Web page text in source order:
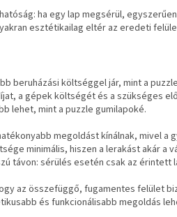
ha egy lap megsérül,
esztétikailag eltér az eredeti
beruházási költséggel jár, mint a
a gépek költségét és a szükséges
lehet, mint a puzzle gumilapoké.
megoldást kínálnak, mivel a
minimális, hiszen a lerakást akár a
távon: sérülés esetén csak az érintett
az összefüggő, fugamentes felület
és funkcionálisabb megoldás